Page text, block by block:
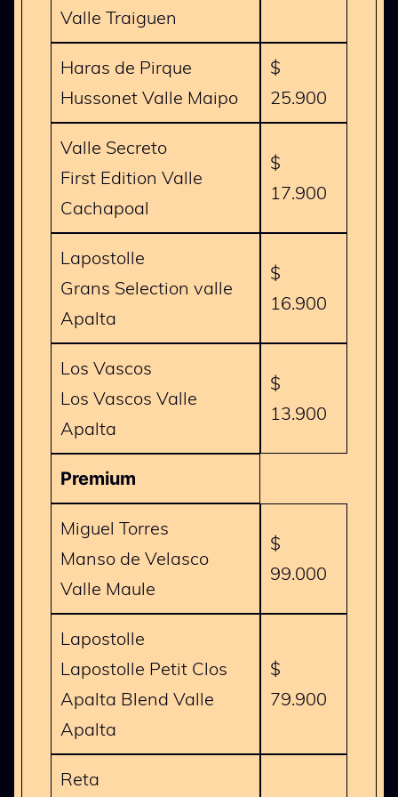
Valle Traiguen
Haras de Pirque
Hussonet Valle Maipo
$
25.900
Valle Secreto
First Edition Valle
Cachapoal
$
17.900
Lapostolle
Grans Selection valle
Apalta
$
16.900
Los Vascos
Los Vascos Valle
Apalta
$
13.900
Premium
Miguel Torres
Manso de Velasco
Valle Maule
$
99.000
Lapostolle
Lapostolle Petit Clos
Apalta Blend Valle
Apalta
$
79.900
Reta